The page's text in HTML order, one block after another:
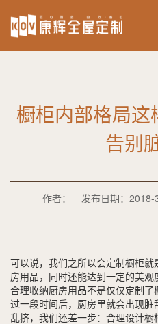
橱柜内部格局
告别
作者： 发布日期：
可以说，我们之所以会定制橱柜
房用品，同时还能达到一定的美
合理收纳厨房用品不是仅仅定制了
过一段时间后，厨房里就会出现
乱挤，我们还差一步：合理设计橱